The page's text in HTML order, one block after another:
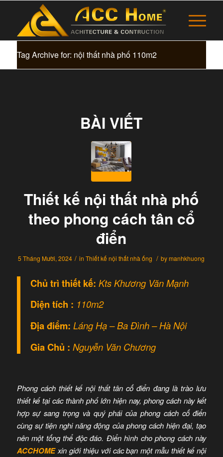
Tag Archive for: nội thất nhà phố 110m2
BÀI VIẾT
Thiết kế nội thất nhà phố
theo phong cách tân cổ
điển
5 Tháng Mười, 2024 / inThiết kế nội thất nhà ống / bymanhkhuong
Chủ trì thiết kế: Kts Khương Văn Mạnh
Diện tích : 110m2
Địa điểm: Láng Hạ – Ba Đình – Hà Nội
Gia Chủ : Nguyễn Văn Chương
Phong cách thiết kế nội thất tân cổ điển đang là trào lưu
thiết kế tại các thành phố lớn hiện nay, phong cách này kết
hợp sự sang trọng và quý phái của phong cách cổ điển
cùng sự tiện nghi năng động của phong cách hiện đại, tạo
nên một tổng thể độc đáo. Điển hình cho phong cách này
ACCHOMExin giới thiệu với các bạn một mẫu thiết kế nội